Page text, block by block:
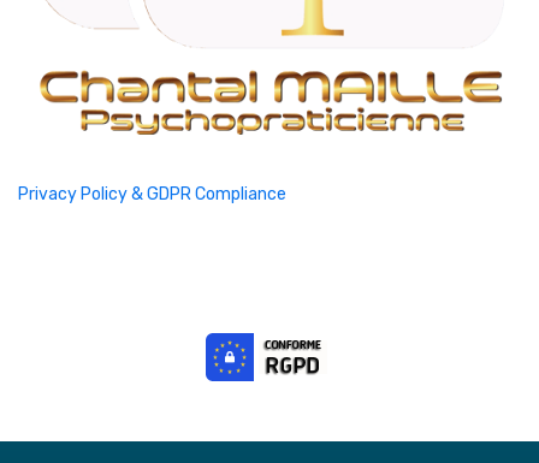
Privacy Policy & GDPR Compliance